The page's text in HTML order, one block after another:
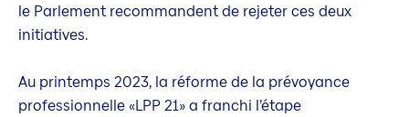
le Parlement recommandent de rejeter ces deux
initiatives.
Au printemps 2023, la réforme de la prévoyance
professionnelle «LPP 21» a franchi l’étape